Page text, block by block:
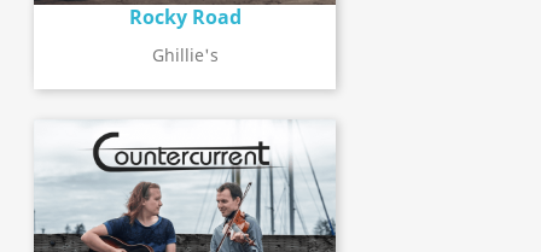
Rocky Road
Ghillie's